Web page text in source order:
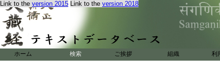
Link to the version 2015 Link to the version 2018
ホーム 検索 ご挨拶 組織 利
言者。各別可云。
實故有徳故有業故
文云。問。既於徳
一徳業
此問意